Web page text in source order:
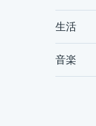
生活
音楽